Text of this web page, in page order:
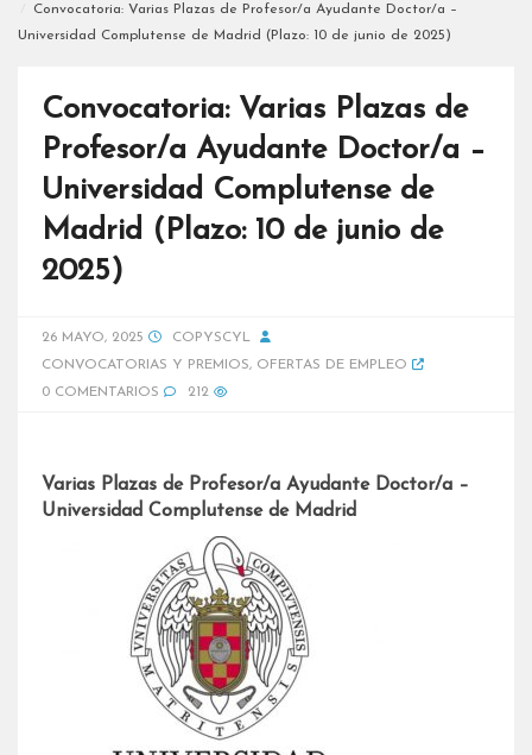
Convocatoria: Varias Plazas de Profesor/a Ayudante Doctor/a –
Universidad Complutense de Madrid (Plazo: 10 de junio de 2025)
Convocatoria: Varias Plazas de
Profesor/a Ayudante Doctor/a –
Universidad Complutense de
Madrid (Plazo: 10 de junio de
2025)
26 MAYO, 2025
COPYSCYL
CONVOCATORIAS Y PREMIOS, OFERTAS DE EMPLEO
0 COMENTARIOS
212
Varias Plazas de Profesor/a Ayudante Doctor/a –
Universidad Complutense de Madrid